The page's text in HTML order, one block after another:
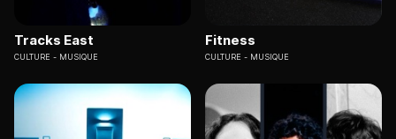
Tracks East
CULTURE MUSIQUE
Fitness
CULTURE MUSIQUE